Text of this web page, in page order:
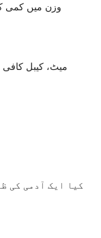
وزن میں کمی
میٹ، کیبل کافی
کیا ایک آدمی کی